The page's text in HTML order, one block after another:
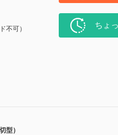
不可） ちょ
型）